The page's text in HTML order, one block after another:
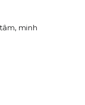
minh